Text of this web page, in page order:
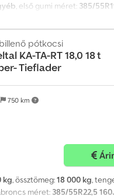
, első gumi méret: 385/
osztály:
12 rögzítőszem, 600 mm
felelősséget nem vállalunk,
750 km
pótkocsi
KA-TA-RT 18,0 18 t
Tieflader
kg, össztömeg:18 000 kg,
méret: 385/55R22,5